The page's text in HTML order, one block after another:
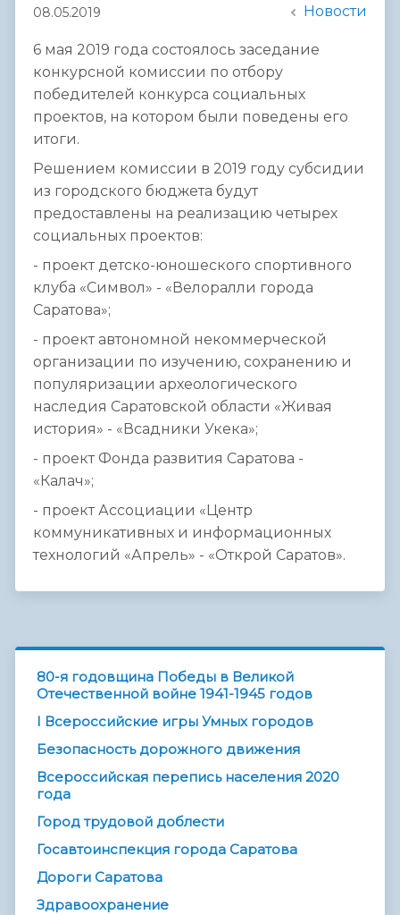
08.05.2019 Новости
6 мая 2019 года состоялось заседание
конкурсной комиссии по отбору
победителей конкурса социальных
проектов, на котором были поведены его
итоги.
Решением комиссии в 2019 году субсидии
из городского бюджета будут
предоставлены на реализацию четырех
социальных проектов:
- проект детско-юношеского спортивного
клуба «Символ» - «Велоралли города
Саратова»;
- проект автономной некоммерческой
организации по изучению, сохранению и
популяризации археологического
наследия Саратовской области «Живая
история» - «Всадники Укека»;
- проект Фонда развития Саратова -
«Калач»;
- проект Ассоциации «Центр
коммуникативных и информационных
технологий «Апрель» - «Открой Саратов».
80-я годовщина Победы в Великой
Отечественной войне 1941-1945 годов
I Всероссийские игры Умных городов
Безопасность дорожного движения
Всероссийская перепись населения 2020
года
Город трудовой доблести
Госавтоинспекция города Саратова
Дороги Саратова
Здравоохранение